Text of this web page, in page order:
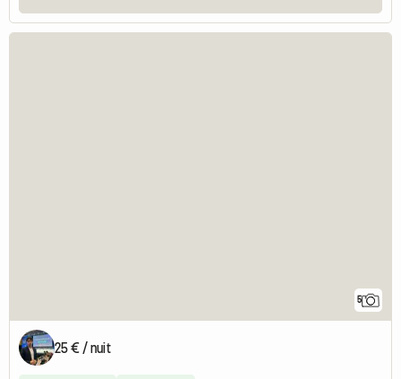
5
25 € / nuit